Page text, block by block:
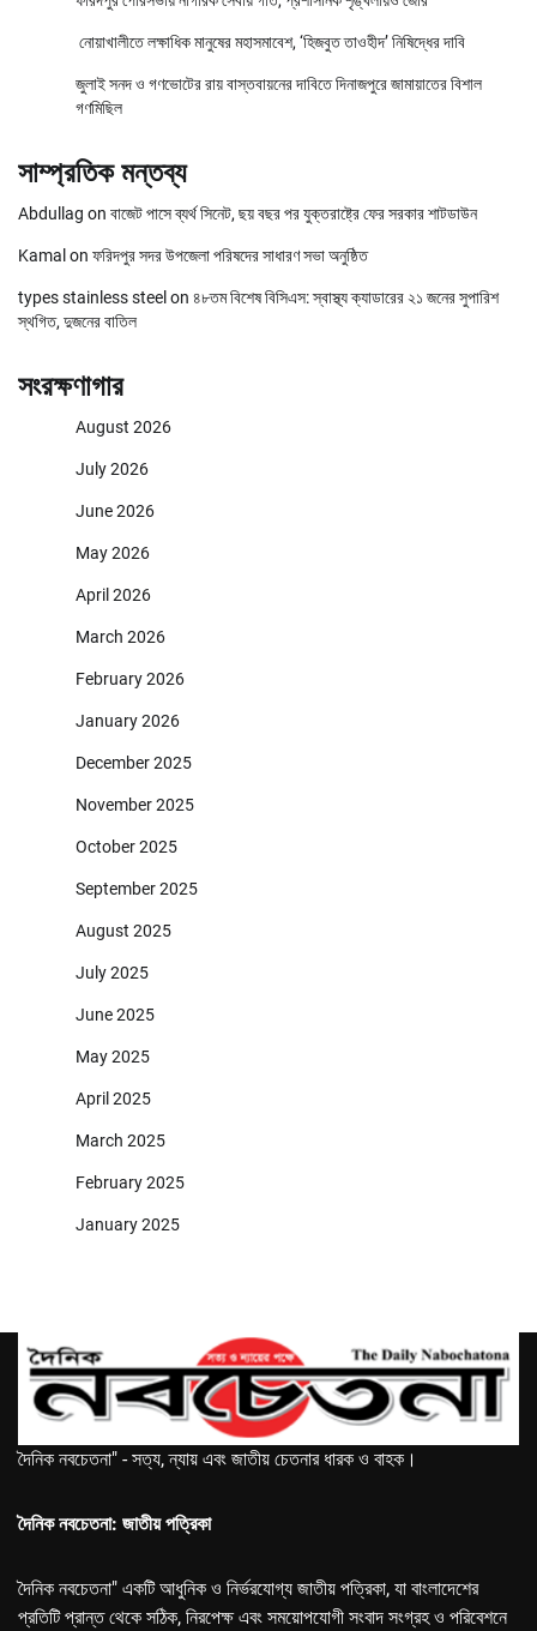
নোয়াখালীতে লক্ষাধিক মানুষের মহাসমাবেশ, ‘হিজবুত তাওহীদ’ নিষিদ্ধের দাবি
জুলাই সনদ ও গণভোটের রায় বাস্তবায়নের দাবিতে দিনাজপুরে জামায়াতের বিশাল
গণমিছিল
সাম্প্রতিক মন্তব্য
Abdullag on বাজেট পাসে ব্যর্থ সিনেট, ছয় বছর পর যুক্তরাষ্ট্রে ফের সরকার শাটডাউন
Kamal on ফরিদপুর সদর উপজেলা পরিষদের সাধারণ সভা অনুষ্ঠিত
types stainless steel on ৪৮তম বিশেষ বিসিএস: স্বাস্থ্য ক্যাডারের ২১ জনের সুপারিশ
স্থগিত, দুজনের বাতিল
সংরক্ষণাগার
August 2026
July 2026
June 2026
May 2026
April 2026
March 2026
February 2026
January 2026
December 2025
November 2025
October 2025
September 2025
August 2025
July 2025
June 2025
May 2025
April 2025
March 2025
February 2025
January 2025
দৈনিক নবচেতনা" - সত্য, ন্যায় এবং জাতীয় চেতনার ধারক ও বাহক।
দৈনিক নবচেতনা: জাতীয় পত্রিকা
দৈনিক নবচেতনা" একটি আধুনিক ও নির্ভরযোগ্য জাতীয় পত্রিকা, যা বাংলাদেশের
প্রতিটি প্রান্ত থেকে সঠিক, নিরপেক্ষ এবং সময়োপযোগী সংবাদ সংগ্রহ ও পরিবেশনে